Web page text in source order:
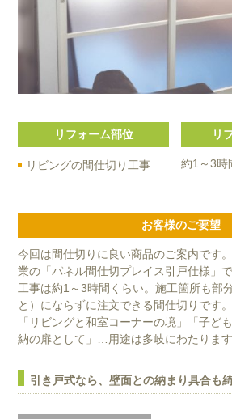
リフォーム部位
リビングの間仕切り工事
リ
約1～3時
お客様のご要望
今回は間仕切りに良い商品のご案内です
業の「パネル間仕切プレイス引戸仕様」で
工事は約1～3時間くらい。施工箇所も部
と）にならずに注文できる間仕切りです。
「リビングと和室コーナーの境」「子ど
納の扉として」…用途は多岐にわたります
引き戸式なら、壁面との納まり具合も綺